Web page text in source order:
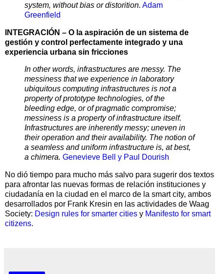
system, without bias or distorition. Adam
Greenfield
INTEGRACIÓN – O la aspiración de un sistema de
gestión y control perfectamente integrado y una
experiencia urbana sin fricciones
In other words, infrastructures are messy. The
messiness that we experience in laboratory
ubiquitous computing infrastructures is not a
property of prototype technologies, of the
bleeding edge, or of pragmatic compromise;
messiness is a property of infrastructure itself.
Infrastructures are inherently messy; uneven in
their operation and their availability. The notion of
a seamless and uniform infrastructure is, at best,
a chimera. Genevieve Bell y Paul Dourish
No dió tiempo para mucho más salvo para sugerir dos textos
para afrontar las nuevas formas de relación instituciones y
ciudadanía en la ciudad en el marco de la smart city, ambos
desarrollados por Frank Kresin en las actividades de Waag
Society: Design rules for smarter cities y Manifesto for smart
citizens.